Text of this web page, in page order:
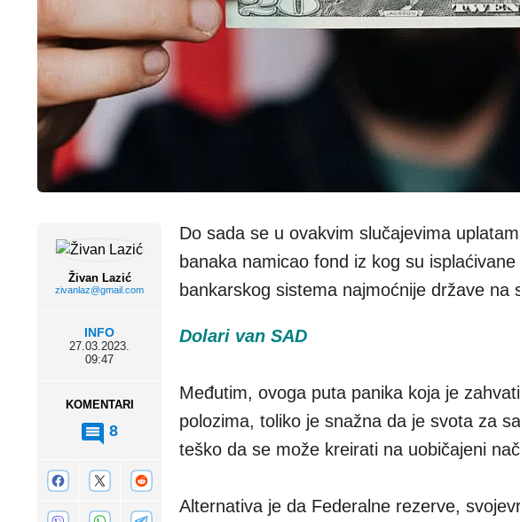
Živan Lazić
zivanlaz@gmail.com
INFO
27.03.2023.
09:47
KOMENTARI
8
Do sada se u ovakvim slučajevima
banaka namicao fond iz kog su
bankarskog sistema najmoćnije države na
Dolari van SAD
Međutim, ovoga puta panika koja je
polozima, toliko je snažna da je svota za
teško da se može kreirati na uobičajeni
Alternativa je da Federalne rezerve,